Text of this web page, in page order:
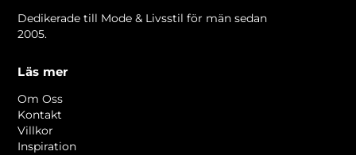
Dedikerade till Mode & Livsstil för män sedan
2005.
Läs mer
Om Oss
Kontakt
Villkor
Inspiration